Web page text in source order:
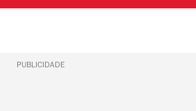
PUBLICIDADE